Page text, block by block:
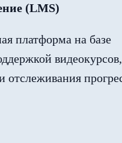
(LMS)
платформа на базе
видеокурсов,
отслеживания